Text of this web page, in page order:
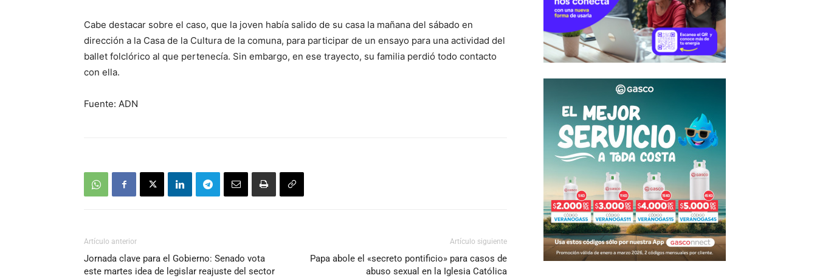
Cabe destacar sobre el caso, que la joven había salido de su casa la mañana del sábado en
dirección a la Casa de la Cultura de la comuna, para participar de un ensayo para una actividad del
ballet folclórico al que pertenecía. Sin embargo, en ese trayecto, su familia perdió todo contacto
con ella.
Fuente: ADN
Artículo anterior
Jornada clave para el Gobierno: Senado vota
este martes idea de legislar reajuste del sector
Artículo siguiente
Papa abole el «secreto pontificio» para casos de
abuso sexual en la Iglesia Católica